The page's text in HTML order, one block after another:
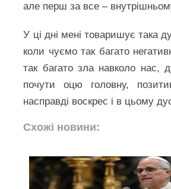
але перш за все –
У ці дні мені товаришує така
коли чуємо так багато
так багато зла навколо нас,
почути оцю головну,
насправді воскрес і в цьому
Схожі новини: